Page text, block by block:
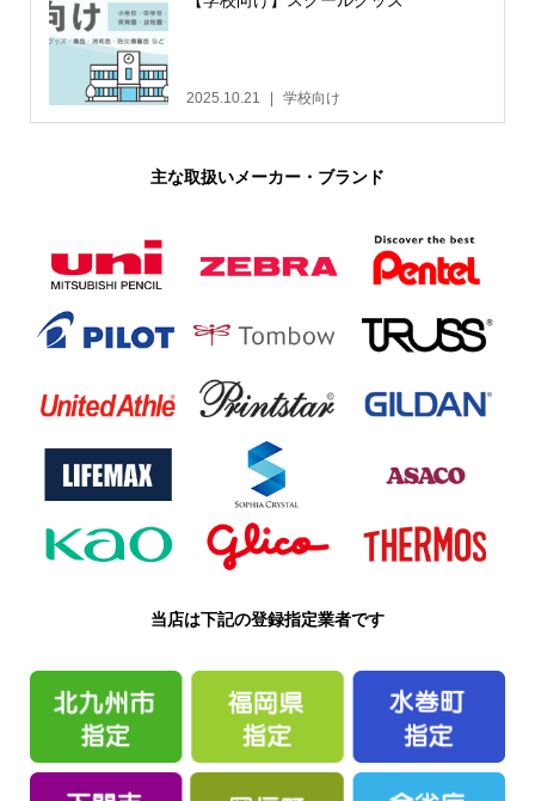
2025.10.21 学校向け
主な取扱いメーカー・ブランド
当店は下記の登録指定業者です